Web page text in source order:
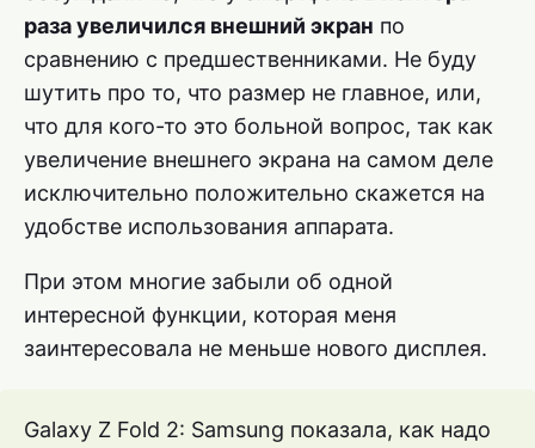
раза увеличился внешний экран по
сравнению с предшественниками. Не буду
шутить про то, что размер не главное, или,
что для кого-то это больной вопрос, так как
увеличение внешнего экрана на самом деле
исключительно положительно скажется на
удобстве использования аппарата.
При этом многие забыли об одной
интересной функции, которая меня
заинтересовала не меньше нового дисплея.
Galaxy Z Fold 2: Samsung показала, как надо